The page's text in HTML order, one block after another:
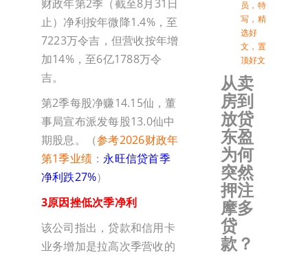
财政年第2季（截至8月31日
止）净利按年微降1.4%，至
7223万令吉，但营收按年增
加14%，至6亿1788万令
吉。
第2季每股净赚14.15仙，董
事局宣布派发每股13.0仙中
期股息。（参考2026财政年
第1季业绩 ： 永旺信贷首季
净利跌27%）
3原因挫低次季净利
该公司指出，贷款和信用卡
业务增加是拉高次季营收的
员 ， 特
写 ， 精
选好
文 ， 置
顶好文
从卖
房到
放贷
东盈
为何
突然
押注
摩多
贷
款？